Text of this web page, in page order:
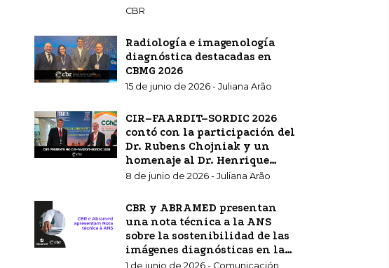
CBR
Radiología e imagenología
diagnóstica destacadas en
CBMG 2026
15 de junio de 2026 - Juliana Arão
CIR–FAARDIT–SORDIC 2026
contó con la participación del
Dr. Rubens Chojniak y un
homenaje al Dr. Henrique
Carrete Jr.
8 de junio de 2026 - Juliana Arão
CBR y ABRAMED presentan
una nota técnica a la ANS
sobre la sostenibilidad de las
imágenes diagnósticas en la
atención sanitaria
1 de junio de 2026 - Comunicación